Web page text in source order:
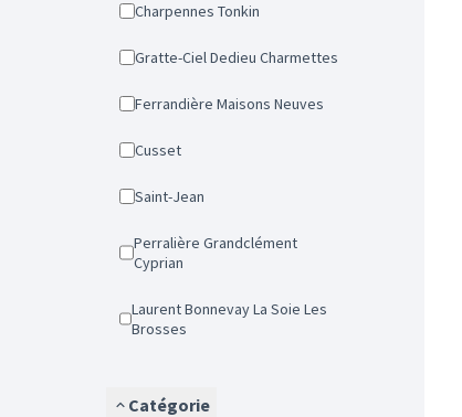
Charpennes Tonkin
Gratte-Ciel Dedieu Charmettes
Ferrandière Maisons Neuves
Cusset
Saint-Jean
Perralière Grandclément
Cyprian
Laurent Bonnevay La Soie Les
Brosses
Catégorie